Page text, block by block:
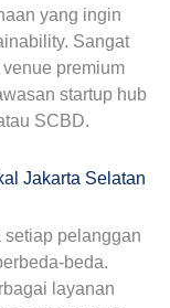
yang ingin
Sangat
premium
startup hub
SCBD.
Jakarta Selatan
setiap pelanggan
beda.
layanan